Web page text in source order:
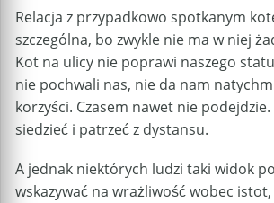
Relacja z przypadkowo spotkanym
szczególna, bo zwykle nie ma w niej
Kot na ulicy nie poprawi naszego
nie pochwali nas, nie da nam
korzyści. Czasem nawet nie
siedzieć i patrzeć z dystansu.
A jednak niektórych ludzi taki widok
wskazywać na wrażliwość wobec